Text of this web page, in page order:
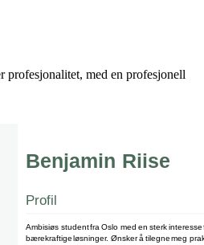
profesjonalitet, med en profesjonell